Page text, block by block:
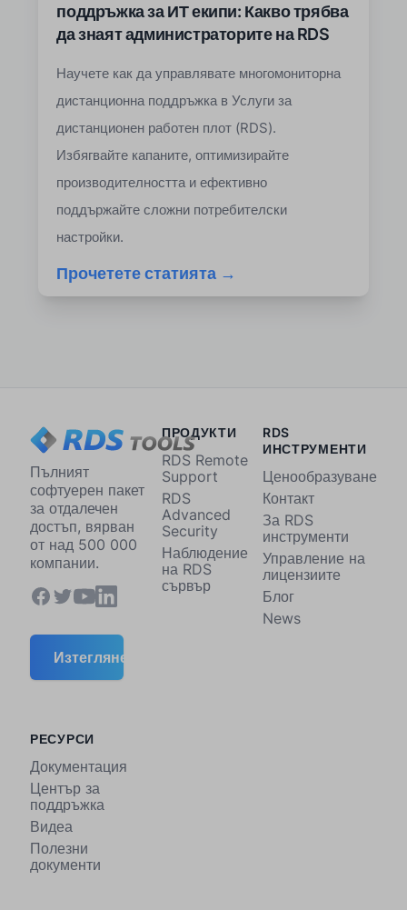
поддръжка за ИТ екипи: Какво трябва
да знаят администраторите на RDS
Научете как да управлявате многомониторна
дистанционна поддръжка в Услуги за
дистанционен работен плот (RDS).
Избягвайте капаните, оптимизирайте
производителността и ефективно
поддържайте сложни потребителски
настройки.
Прочетете статията →
Пълният
софтуерен пакет
за отдалечен
достъп, вярван
от над 500 000
компании.
Изтегляне
ПРОДУКТИ
RDS Remote
Support
RDS
Advanced
Security
Наблюдение
на RDS
сървър
РЕСУРСИ
Документация
Център за
поддръжка
Видеа
Полезни
документи
RDS
ИНСТРУМЕНТИ
Ценообразуване
Контакт
За RDS
инструменти
Управление на
лицензиите
Блог
News